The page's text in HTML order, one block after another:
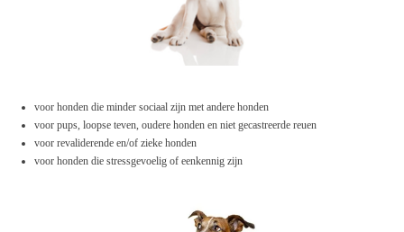
voor honden die minder sociaal zijn met andere honden
voor pups, loopse teven, oudere honden en niet gecastreerde reuen
voor revaliderende en/of zieke honden
voor honden die stressgevoelig of eenkennig zijn